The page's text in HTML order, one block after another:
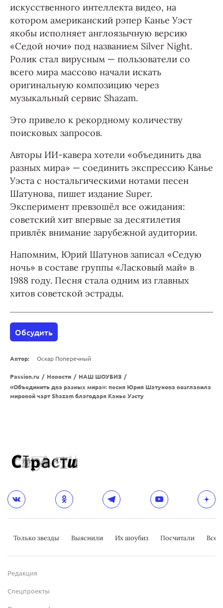
искусственного интеллекта видео, на
котором американский рэпер Канье Уэст
якобы исполняет англоязычную версию
«Седой ночи» под названием Silver Night.
Ролик стал вирусным — пользователи со
всего мира массово начали искать
оригинальную композицию через
музыкальный сервис Shazam.
Это привело к рекордному количеству
поисковых запросов.
Авторы ИИ-кавера хотели «объединить два
разных мира» — соединить экспрессию Канье
Уэста с ностальгическими нотами песен
Шатунова, пишет издание Super.
Эксперимент превзошёл все ожидания:
советский хит впервые за десятилетия
привлёк внимание зарубежной аудитории.
Напомним, Юрий Шатунов записал «Седую
ночь» в составе группы «Ласковый май» в
1988 году. Песня стала одним из главных
хитов советской эстрады.
Обсудить
Автор: Оскар Поперечный
Passion.ru / Новости / НАШ ШОУБИЗ /
«Объединить два разных мира»: песня Юрия Шатунова возглавила
мировой чарт Shazam благодаря Канье Уэсту
Только звезды Выяснили Их шоубиз Посчитали
Редакция
Спецпроекты